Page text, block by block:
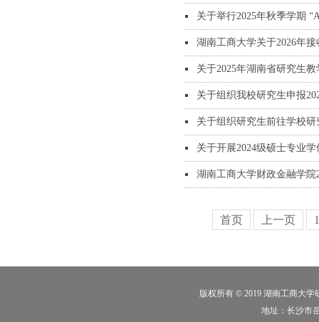
关于举行2025年秋季学期
湖南工商大学关于2026年
关于2025年湖南省研究生
关于组织我校研究生申报
关于组织研究生前往学校
关于开展2024级硕士专业
湖南工商大学财政金融学院
首页 上一页 1
版权所有 © 2019 湖南工商大学
地址：长沙市